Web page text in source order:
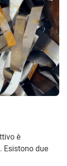
è
Esistono due